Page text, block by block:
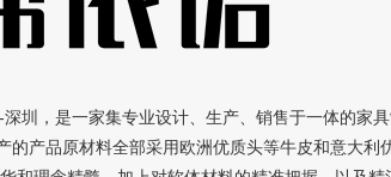
，是一家集专业设计、生产、销售于一体的家具
产品原材料全部采用欧洲优质头等牛皮和意大利